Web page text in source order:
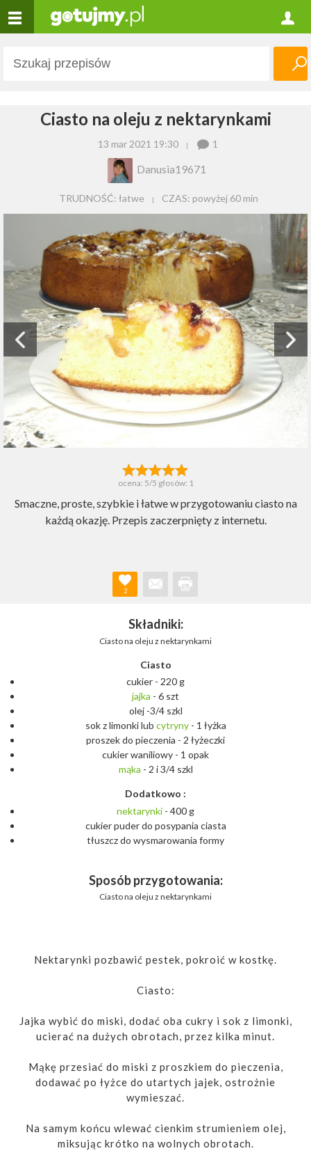
Ciasto na oleju z nektarynkami
13 mar 2021 19:30 1
Danusia19671
TRUDNOŚĆ: łatwe CZAS: powyżej 60 min
ocena: 5/5 głosów: 1
Smaczne, proste, szybkie i łatwe w przygotowaniu ciasto na
każdą okazję. Przepis zaczerpnięty z internetu.
2
Składniki:
Ciasto na oleju z nektarynkami
Ciasto
cukier - 220 g
jajka - 6 szt
olej -3/4 szkl
sok z limonki lub cytryny- 1 łyżka
proszek do pieczenia - 2 łyżeczki
cukier waniliowy - 1 opak
mąka - 2 i 3/4 szkl
Dodatkowo :
nektarynki - 400 g
cukier puder do posypania ciasta
tłuszcz do wysmarowania formy
Sposób przygotowania:
Ciasto na oleju z nektarynkami
Nektarynki pozbawić pestek, pokroić w kostkę.
Ciasto:
Jajka wybić do miski, dodać oba cukry i sok z limonki,
ucierać na dużych obrotach, przez kilka minut.
Mąkę przesiać do miski z proszkiem do pieczenia,
dodawać po łyżce do utartych jajek, ostrożnie
wymieszać.
Na samym końcu wlewać cienkim strumieniem olej,
miksując krótko na wolnych obrotach.